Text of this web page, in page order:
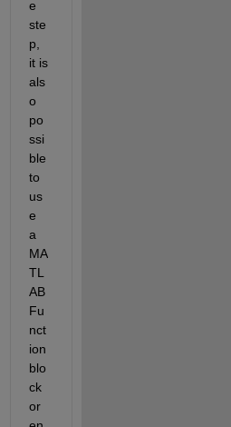
e
ste
p,
it is
als
o
po
ssi
ble
to
us
e
a
MA
TL
AB
Fu
nct
ion
blo
ck
or